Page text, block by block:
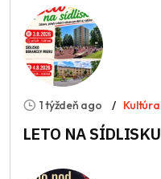
1 týždeň ago Kultúra
LETO NA SÍDLISKU